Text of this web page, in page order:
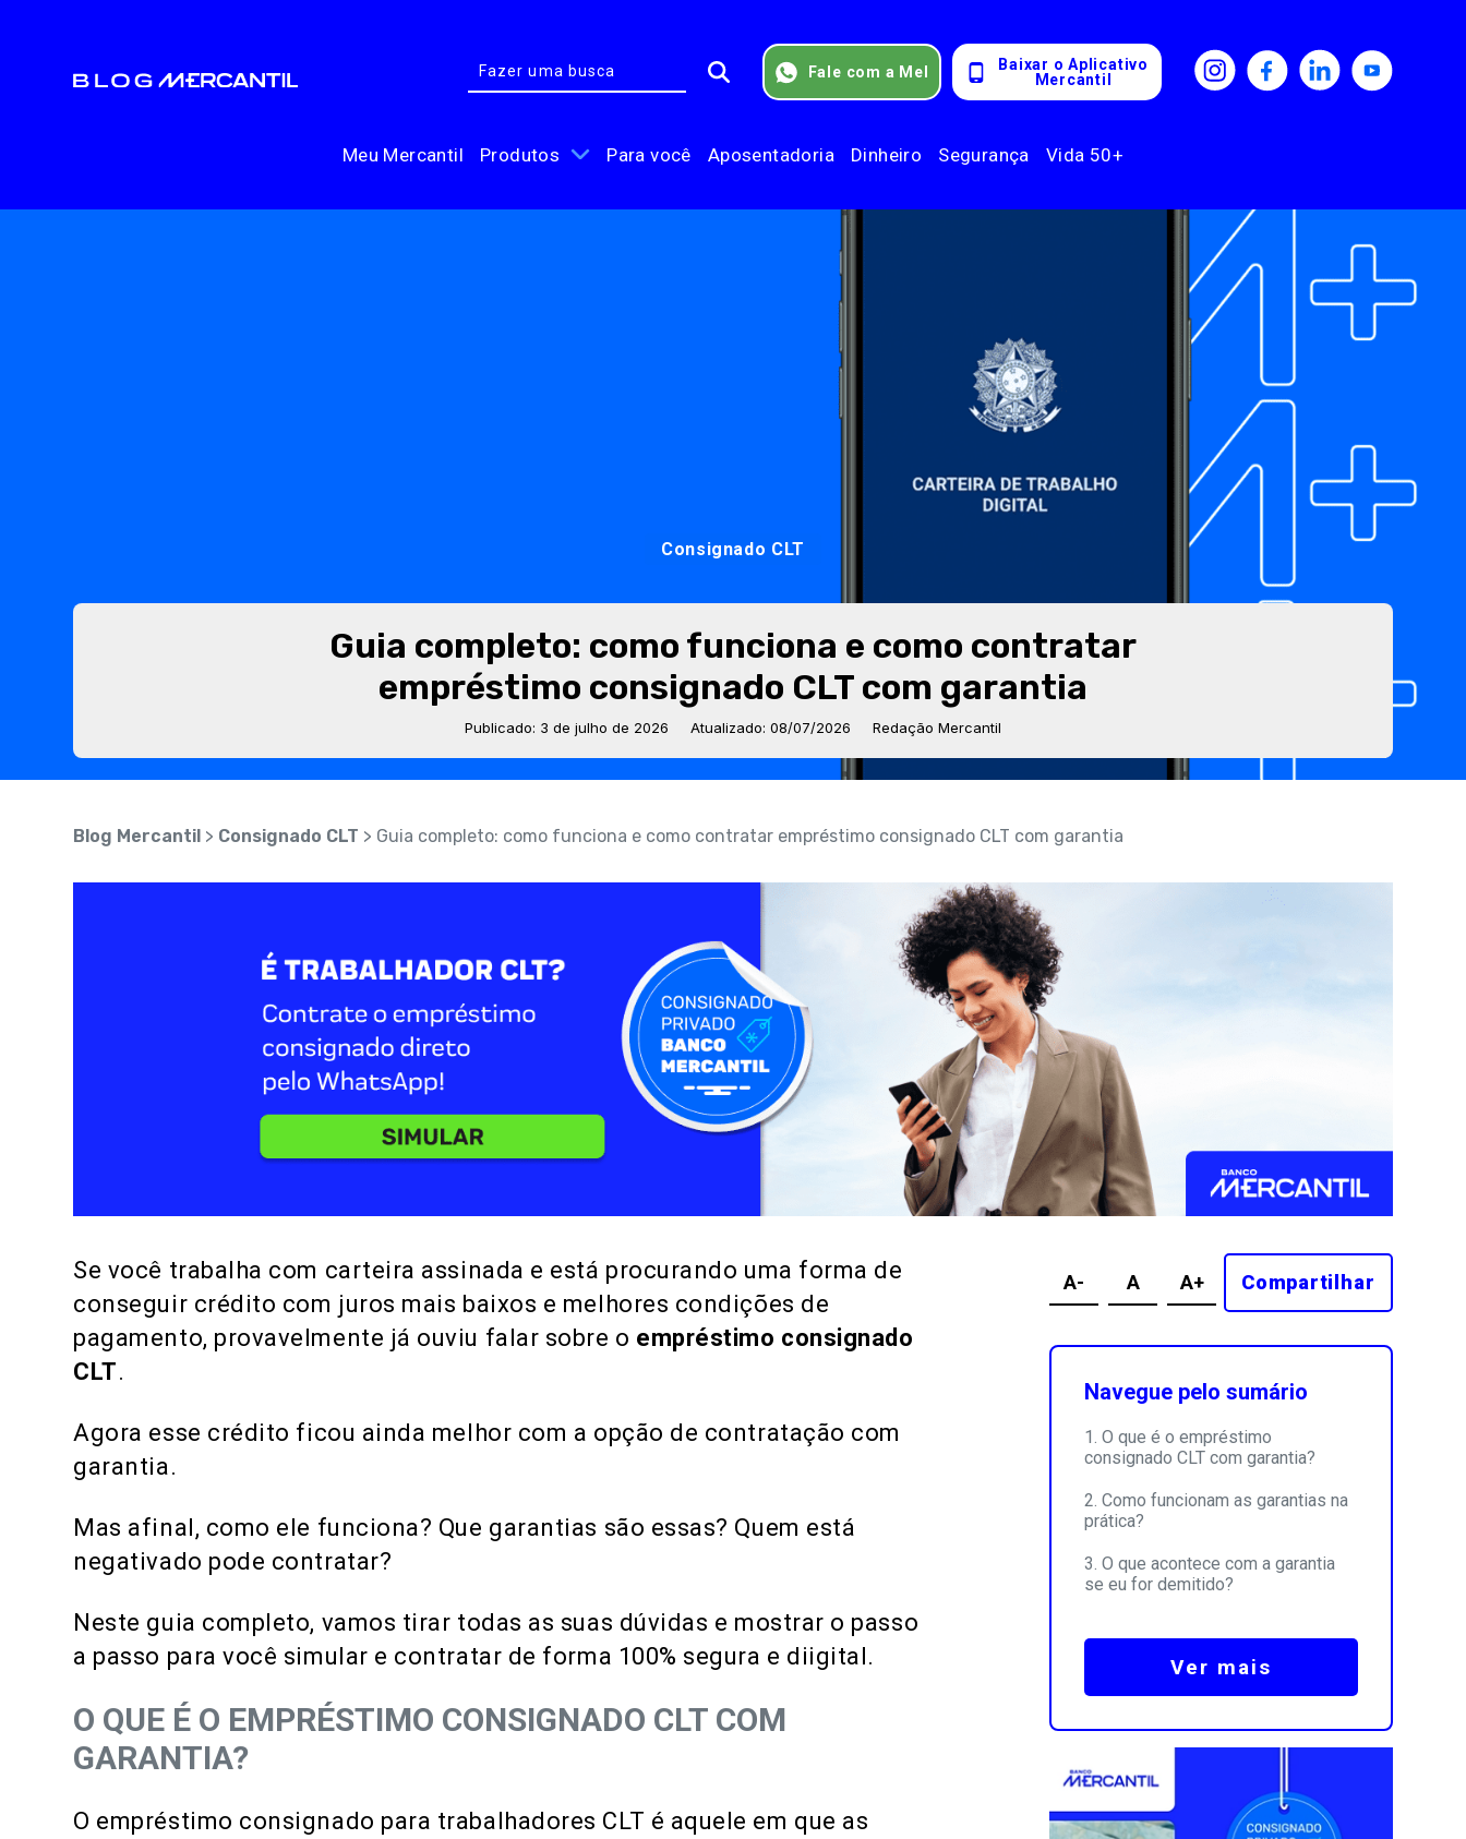
Fale com a Mel
Baixar o Aplicativo
Mercantil
Meu Mercantil Produtos Para você Aposentadoria Dinheiro Segurança Vida 50+
Consignado CLT
Guia completo: como funciona e como contratar
empréstimo consignado CLT com garantia
Publicado: 3 de julho de 2026 Atualizado: 08/07/2026 Redação Mercantil
Blog Mercantil > Consignado CLT > Guia completo: como funciona e como contratar empréstimo consignado CLT com garantia
Se você trabalha com carteira assinada e está procurando uma forma de
conseguir crédito com juros mais baixos e melhores condições de
pagamento, provavelmente já ouviu falar sobre o empréstimo consignado
CLT.
Agora esse crédito ficou ainda melhor com a opção de contratação com
garantia.
Mas afinal, como ele funciona? Que garantias são essas? Quem está
negativado pode contratar?
Neste guia completo, vamos tirar todas as suas dúvidas e mostrar o passo
a passo para você simular e contratar de forma 100% segura e diigital.
O QUE É O EMPRÉSTIMO CONSIGNADO CLT COM
GARANTIA?
O empréstimo consignado para trabalhadores CLT é aquele em que as
A- A A+ Compartilhar
Navegue pelo sumário
O que é o empréstimo
consignado CLT com garantia?
Como funcionam as garantias na
prática?
O que acontece com a garantia
se eu for demitido?
Ver mais